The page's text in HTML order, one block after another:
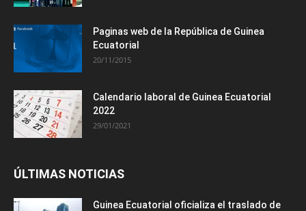
Paginas web de la República de Guinea
Ecuatorial
20/11/2015
Calendario laboral de Guinea Ecuatorial
2022
29/01/2021
ÚLTIMAS NOTICIAS
Guinea Ecuatorial oficializa el traslado de